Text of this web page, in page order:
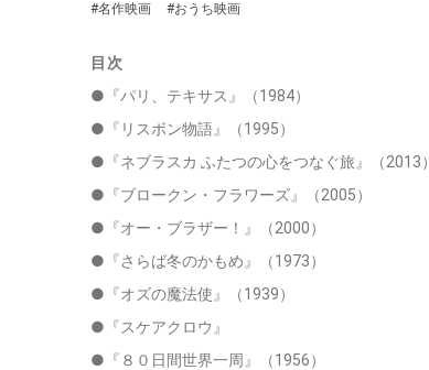
#名作映画 #おうち映画
目次
●『パリ、テキサス』（1984）
●『リスボン物語』（1995）
●『ネブラスカ ふたつの心をつなぐ旅』（2013）
●『ブロークン・フラワーズ』（2005）
●『オー・ブラザー！』（2000）
●『さらば冬のかもめ』（1973）
●『オズの魔法使』（1939）
●『スケアクロウ』
●『８０日間世界一周』（1956）